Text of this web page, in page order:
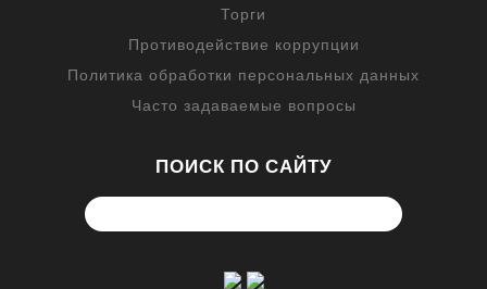
Торги
Противодействие коррупции
Политика обработки персональных данных
Часто задаваемые вопросы
ПОИСК ПО САЙТУ